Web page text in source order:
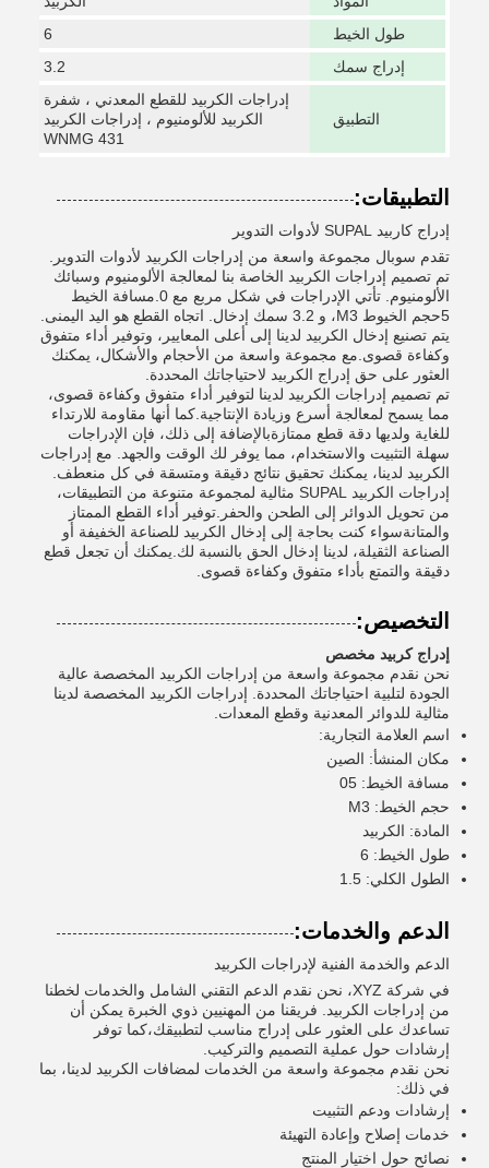
طول الخيط
6
إدراج سمك
3.2
التطبيق
إدراجات الكربيد للقطع المعدني ، شفرة
الكربيد للألومنيوم ، إدراجات الكربيد
WNMG 431
التطبيقات:
إدراج كاربيد SUPAL لأدوات التدوير
تقدم سوبال مجموعة واسعة من إدراجات الكربيد لأدوات التدوير.
تم تصميم إدراجات الكربيد الخاصة بنا لمعالجة الألومنيوم وسبائك
الألومنيوم. تأتي الإدراجات في شكل مربع مع 0.مسافة الخيط
5حجم الخيوط M3، و 3.2 سمك إدخال. اتجاه القطع هو اليد اليمنى.
يتم تصنيع إدخال الكربيد لدينا إلى أعلى المعايير، وتوفير أداء متفوق
وكفاءة قصوى.مع مجموعة واسعة من الأحجام والأشكال، يمكنك
العثور على حق إدراج الكربيد لاحتياجاتك المحددة.
تم تصميم إدراجات الكربيد لدينا لتوفير أداء متفوق وكفاءة قصوى،
مما يسمح لمعالجة أسرع وزيادة الإنتاجية.كما أنها مقاومة للارتداء
للغاية ولديها دقة قطع ممتازةبالإضافة إلى ذلك، فإن الإدراجات
سهلة التثبيت والاستخدام، مما يوفر لك الوقت والجهد. مع إدراجات
الكربيد لدينا، يمكنك تحقيق نتائج دقيقة ومتسقة في كل منعطف.
إدراجات الكربيد SUPAL مثالية لمجموعة متنوعة من التطبيقات،
من تحويل الدوائر إلى الطحن والحفر.توفير أداء القطع الممتاز
والمتانةسواء كنت بحاجة إلى إدخال الكربيد للصناعة الخفيفة أو
الصناعة الثقيلة، لدينا إدخال الحق بالنسبة لك.يمكنك أن تجعل قطع
دقيقة والتمتع بأداء متفوق وكفاءة قصوى.
التخصيص:
إدراج كربيد مخصص
نحن نقدم مجموعة واسعة من إدراجات الكربيد المخصصة عالية
الجودة لتلبية احتياجاتك المحددة. إدراجات الكربيد المخصصة لدينا
مثالية للدوائر المعدنية وقطع المعدات.
اسم العلامة التجارية:
مكان المنشأ: الصين
مسافة الخيط: 05
حجم الخيط: M3
المادة: الكربيد
طول الخيط: 6
الطول الكلي: 1.5
الدعم والخدمات:
الدعم والخدمة الفنية لإدراجات الكربيد
في شركة XYZ، نحن نقدم الدعم التقني الشامل والخدمات لخطنا
من إدراجات الكربيد. فريقنا من المهنيين ذوي الخبرة يمكن أن
تساعدك على العثور على إدراج مناسب لتطبيقك،كما توفر
إرشادات حول عملية التصميم والتركيب.
نحن نقدم مجموعة واسعة من الخدمات لمضافات الكربيد لدينا، بما
في ذلك:
إرشادات ودعم التثبيت
خدمات إصلاح وإعادة التهيئة
نصائح حول اختيار المنتج